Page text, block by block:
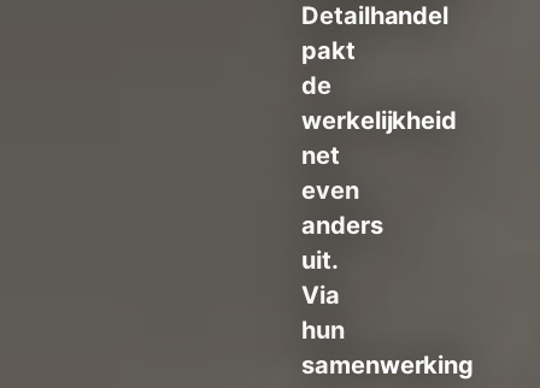
Detailhandel
pakt
de
werkelijkheid
net
even
anders
uit.
Via
hun
samenwerking